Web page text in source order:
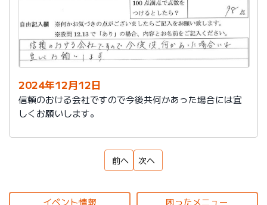
2024年12月12日
信頼のおける会社ですので今後共何かあった場合には宜
しくお願いします。
前へ 次へ
イベント情報 困ったメニュー